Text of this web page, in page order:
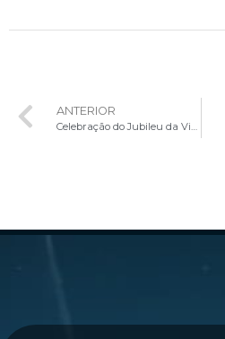
ANTERIOR